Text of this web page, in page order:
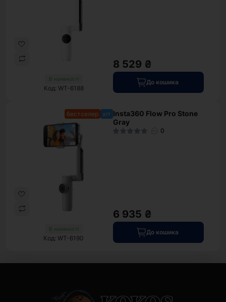
В наявності
Код: WT-6188
8 529 ₴
До кошика
бестселер хіт
В наявності
Код: WT-6190
Insta360 Flow Pro Stone
Gray
0
6 935 ₴
До кошика